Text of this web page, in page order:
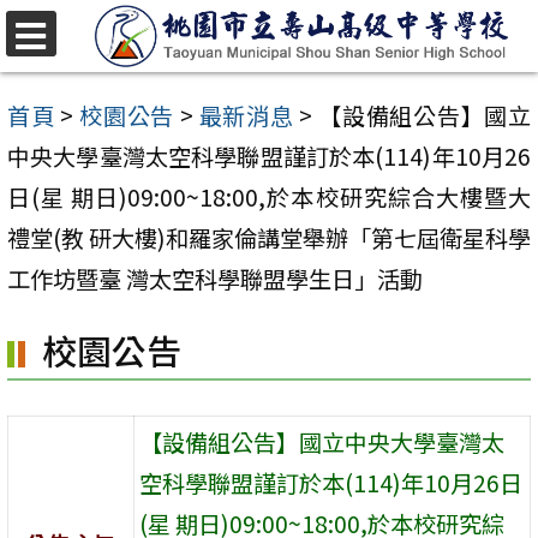
跳
至
主
要
內
容
區
首頁 > 校園公告 > 最新消息 >
【設備組公告】國立
中央大學臺灣太空科學聯盟謹訂於本(114)年10月26
日(星 期日)09:00~18:00,於本校研究綜合大樓暨大
禮堂(教 研大樓)和羅家倫講堂舉辦「第七屆衛星科學
工作坊暨臺 灣太空科學聯盟學生日」活動
校園公告
【設備組公告】國立中央大學臺灣太
空科學聯盟謹訂於本(114)年10月26日
(星 期日)09:00~18:00,於本校研究綜
選
單